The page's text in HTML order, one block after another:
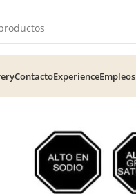
ContactoExperienceEmpleos